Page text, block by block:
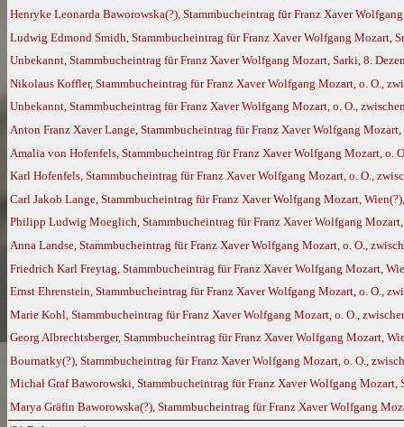
Henryke Leonarda Baworowska(?), Stammbucheintrag für Franz Xaver
Ludwig Edmond Smidh, Stammbucheintrag für Franz Xaver Wolfgang Mozart,
Unbekannt, Stammbucheintrag für Franz Xaver Wolfgang Mozart, Sarki, 8.
Nikolaus Koffler, Stammbucheintrag für Franz Xaver Wolfgang Mozart, o. O.,
Unbekannt, Stammbucheintrag für Franz Xaver Wolfgang Mozart, o. O.,
Anton Franz Xaver Lange, Stammbucheintrag für Franz Xaver Wolfgang
Amalia von Hofenfels, Stammbucheintrag für Franz Xaver Wolfgang Mozart, o.
Karl Hofenfels, Stammbucheintrag für Franz Xaver Wolfgang Mozart, o. O.,
Carl Jakob Lange, Stammbucheintrag für Franz Xaver Wolfgang Mozart,
Philipp Ludwig Moeglich, Stammbucheintrag für Franz Xaver Wolfgang
Anna Landse, Stammbucheintrag für Franz Xaver Wolfgang Mozart, o. O.,
Friedrich Karl Freytag, Stammbucheintrag für Franz Xaver Wolfgang Mozart,
Ernst Ehrenstein, Stammbucheintrag für Franz Xaver Wolfgang Mozart, o. O.,
Marie Kohl, Stammbucheintrag für Franz Xaver Wolfgang Mozart, o. O.,
Georg Albrechtsberger, Stammbucheintrag für Franz Xaver Wolfgang Mozart,
Bournatky(?), Stammbucheintrag für Franz Xaver Wolfgang Mozart, o. O.,
Michał Graf Baworowski, Stammbucheintrag für Franz Xaver Wolfgang Mozart,
Marya Gräfin Baworowska(?), Stammbucheintrag für Franz Xaver Wolfgang